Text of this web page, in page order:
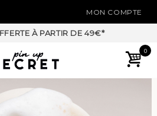
MON COMPTE
EN 3X SANS FRAIS*
0